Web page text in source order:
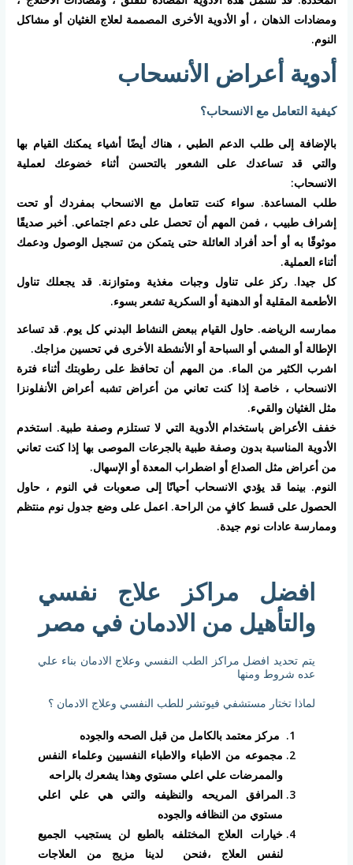
ومضادات الذهان ، أو الأدوية الأخرى المصممة لعلاج الغثيان أو مشاكل
النوم.
أدوية أعراض الأنسحاب
كيفية التعامل مع الانسحاب؟
بالإضافة إلى طلب الدعم الطبي ، هناك أيضًا أشياء يمكنك القيام بها
والتي قد تساعدك على الشعور بالتحسن أثناء خضوعك لعملية
الانسحاب:
طلب المساعدة. سواء كنت تتعامل مع الانسحاب بمفردك أو تحت
إشراف طبيب ، فمن المهم أن تحصل على دعم اجتماعي. أخبر صديقًا
موثوقًا به أو أحد أفراد العائلة حتى يتمكن من تسجيل الوصول ودعمك
أثناء العملية.
كل جيدا. ركز على تناول وجبات مغذية ومتوازنة. قد يجعلك تناول
الأطعمة المقلية أو الدهنية أو السكرية تشعر بسوء.
ممارسه الرياضه. حاول القيام ببعض النشاط البدني كل يوم. قد تساعد
الإطالة أو المشي أو السباحة أو الأنشطة الأخرى في تحسين مزاجك.
اشرب الكثير من الماء. من المهم أن تحافظ على رطوبتك أثناء فترة
الانسحاب ، خاصة إذا كنت تعاني من أعراض تشبه أعراض الأنفلونزا
مثل الغثيان والقيء.
خفف الأعراض باستخدام الأدوية التي لا تستلزم وصفة طبية. استخدم
الأدوية المناسبة بدون وصفة طبية بالجرعات الموصى بها إذا كنت تعاني
من أعراض مثل الصداع أو اضطراب المعدة أو الإسهال.
النوم. بينما قد يؤدي الانسحاب أحيانًا إلى صعوبات في النوم ، حاول
الحصول على قسط كافٍ من الراحة. اعمل على وضع جدول نوم منتظم
وممارسة عادات نوم جيدة.
افضل مراكز علاج نفسي
والتأهيل من الادمان في مصر
يتم تحديد افضل مراكز الطب النفسي وعلاج الادمان بناء علي
عده شروط ومنها
لماذا تختار مستشفي فيوتشر للطب النفسي وعلاج الادمان ؟
مركز معتمد بالكامل من قبل الصحه والجوده
مجموعه من الاطباء والاطباء النفسيين وعلماء النفس
والممرضات علي اعلي مستوي وهذا يشعرك بالراحه
المرافق المريحه والنظيفه والتي هي علي اعلي
مستوي من النظافه والجوده
خيارات العلاج المختلفه بالطبع لن يستجيب الجميع
لنفس العلاج ،فنحن لدينا مزيج من العلاجات